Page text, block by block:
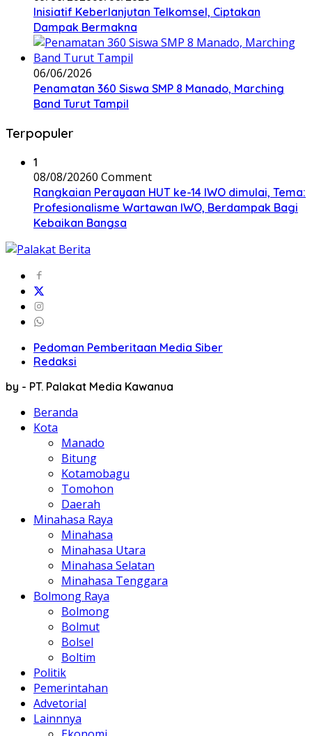
Inisiatif Keberlanjutan Telkomsel, Ciptakan
Dampak Bermakna
06/06/2026
Penamatan 360 Siswa SMP 8 Manado, Marching
Band Turut Tampil
Terpopuler
1
08/08/20260 Comment
Rangkaian Perayaan HUT ke-14 IWO dimulai, Tema:
Profesionalisme Wartawan IWO, Berdampak Bagi
Kebaikan Bangsa
Pedoman Pemberitaan Media Siber
Redaksi
by - PT. Palakat Media Kawanua
Beranda
Kota
Manado
Bitung
Kotamobagu
Tomohon
Daerah
Minahasa Raya
Minahasa
Minahasa Utara
Minahasa Selatan
Minahasa Tenggara
Bolmong Raya
Bolmong
Bolmut
Bolsel
Boltim
Politik
Pemerintahan
Advetorial
Lainnnya